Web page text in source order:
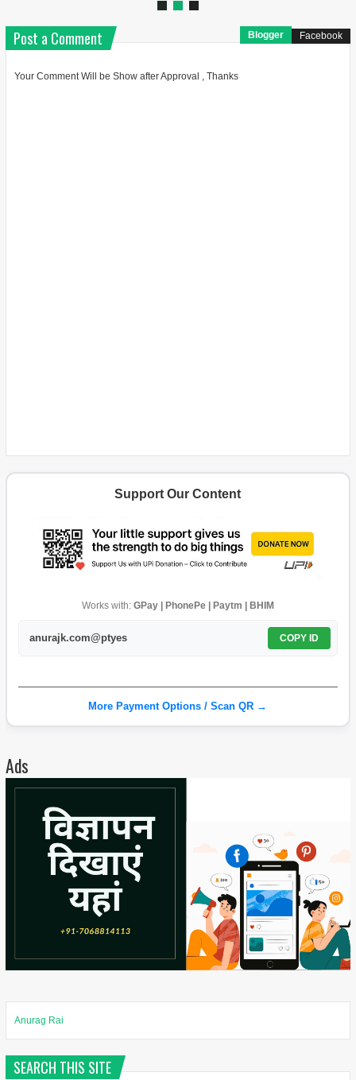
Post a Comment Blogger Facebook
Your Comment Will be Show after Approval , Thanks
Support Our Content
Works with: GPay | PhonePe | Paytm | BHIM
anurajk.com@ptyes COPY ID
More Payment Options / Scan QR →
Ads
Anurag Rai
SEARCH THIS SITE